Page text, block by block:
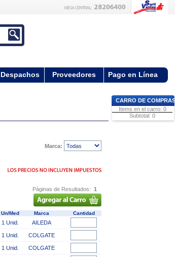
Despachos Proveedores Pago en Línea
Marca:
Páginas de Resultados: 1
Un/Med Marca Cantidad
1 Unid. AILEDA
1 Unid. COLGATE
1 Unid. COLGATE
CARRO DE COMPRAS
Items en el carro: 0
Subtotal: 0